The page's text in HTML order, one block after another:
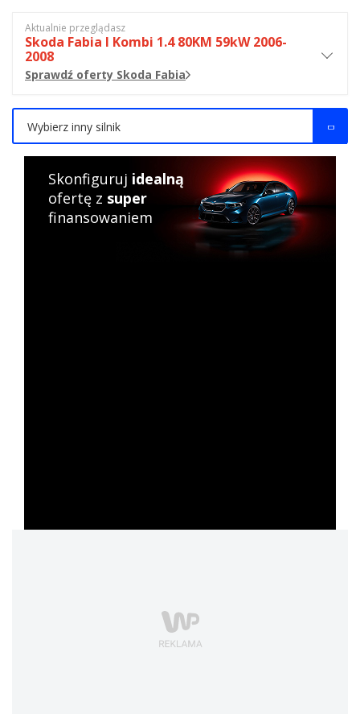
Aktualnie przeglądasz
Skoda Fabia I Kombi 1.4 80KM 59kW 2006-
2008
Sprawdź oferty Skoda Fabia
Wybierz inny silnik
Skonfiguruj idealną
ofertę z super
finansowaniem